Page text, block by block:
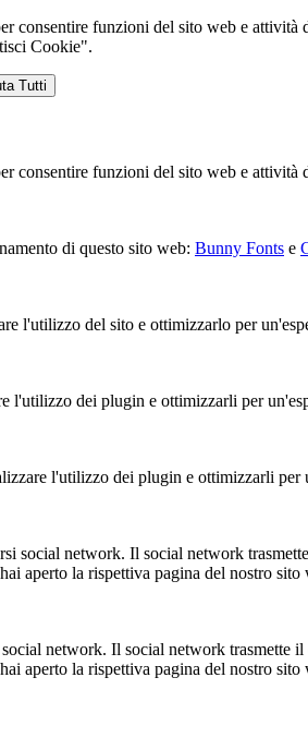
consentire funzioni del sito web e
Cookie".
Tutti
consentire funzioni del sito web e
di questo sito web: Bunny Fonts e
l'utilizzo del sito e ottimizzarlo per
l'utilizzo dei plugin e ottimizzarli per
l'utilizzo dei plugin e ottimizzarli per
social network. Il social network
aperto la rispettiva pagina del nostro sito
network. Il social network trasmette
aperto la rispettiva pagina del nostro sito